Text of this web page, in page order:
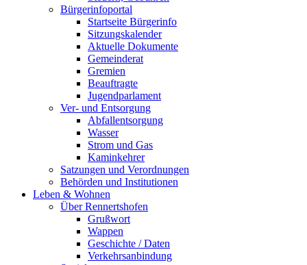
Bürgerinfoportal
Startseite Bürgerinfo
Sitzungskalender
Aktuelle Dokumente
Gemeinderat
Gremien
Beauftragte
Jugendparlament
Ver- und Entsorgung
Abfallentsorgung
Wasser
Strom und Gas
Kaminkehrer
Satzungen und Verordnungen
Behörden und Institutionen
Leben & Wohnen
Über Rennertshofen
Grußwort
Wappen
Geschichte / Daten
Verkehrsanbindung